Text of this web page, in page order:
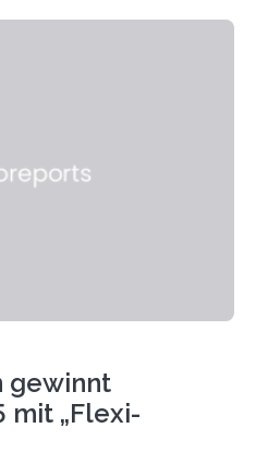
in Biomedicine ist in
gewinnt
mit „Flexi-